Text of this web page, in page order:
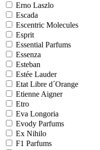
Erno Laszlo
Escada
Escentric Molecules
Esprit
Essential Parfums
Essenza
Esteban
Estée Lauder
Etat Libre d´Orange
Etienne Aigner
Etro
Eva Longoria
Evody Parfums
Ex Nihilo
F1 Parfums